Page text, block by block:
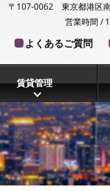
〒107-0062 東京都港区
営業時間 /
よくあるご質問
賃貸管理